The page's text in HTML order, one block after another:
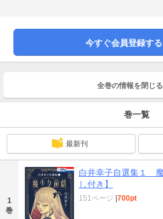
の溢れる自選集。（このコミックスにはホラ
「なきつねさま」「マインド・ハッカー」「
今すぐ会員登録す
全巻の情報を 閉じる
巻一覧
最新刊
1
巻
白井幸子自選集１
し付き】
151ページ 700pt